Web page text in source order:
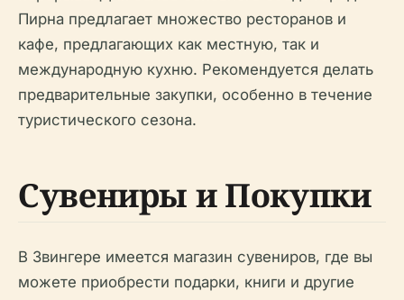
Пирна предлагает множество ресторанов и
кафе, предлагающих как местную, так и
международную кухню. Рекомендуется делать
предварительные закупки, особенно в течение
туристического сезона.
Сувениры и Покупки
В Звингере имеется магазин сувениров, где вы
можете приобрести подарки, книги и другие